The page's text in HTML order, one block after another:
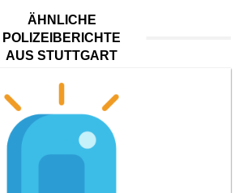
ÄHNLICHE
POLIZEIBERICHTE
AUS STUTTGART